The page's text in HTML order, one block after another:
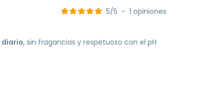
5/5 - 1 opiniones
diario, sin fragancias y respetuoso con el pH